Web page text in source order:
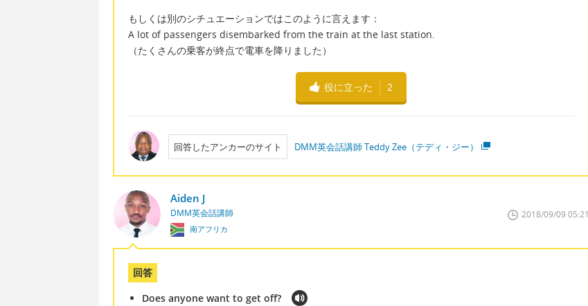
もしくは別のシチュエーションではこのように言えます：
A lot of passengers disembarked from the train at the last station.
（たくさんの乗客が終点で電車を降りました）
役に立った 2
回答したアンカーのサイト DMM英会話講師 Teddy Zee（テディ・ジー）
Aiden J
DMM英会話講師
南アフリカ
2018/09/09 05:21
回答
Does anyone want to get off?